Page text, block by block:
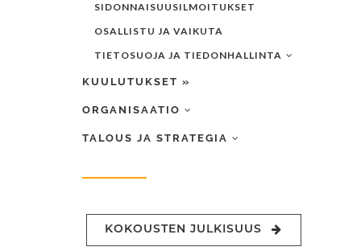
SIDONNAISUUSILMOITUKSET
OSALLISTU JA VAIKUTA
TIETOSUOJA JA TIEDONHALLINTA
KUULUTUKSET »
ORGANISAATIO
TALOUS JA STRATEGIA
KOKOUSTEN JULKISUUS